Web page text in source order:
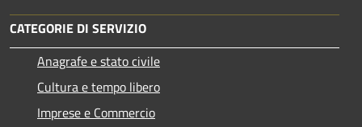
CATEGORIE DI SERVIZIO
Anagrafe e stato civile
Cultura e tempo libero
Imprese e Commercio